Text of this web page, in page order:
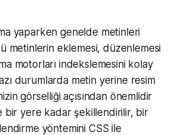
yaparken genelde metinleri
metinlerin eklemesi, düzenlemesi
motorları indekslemesini kolay
durumlarda metin yerine resim
görselliği açısından önemlidir
bir yere kadar şekillendirilir, bir
yöntemini CSS ile